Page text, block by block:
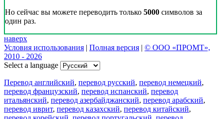
Но сейчас вы можете переводить только 5000 символов за
один раз.
наверх
Условия использования | Полная версия | © ООО «ПРОМТ»,
2010 - 2026
Select a language
Перевод английский, перевод русский, перевод немецкий,
перевод французский, перевод испанский, перевод
итальянский, перевод азербайджанский, перевод арабский,
перевод иврит, перевод казахский, перевод китайский,